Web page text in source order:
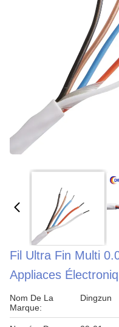
Fil Ultra Fin Multi
Appliaces
Nom De La
Marque:
Dingzun